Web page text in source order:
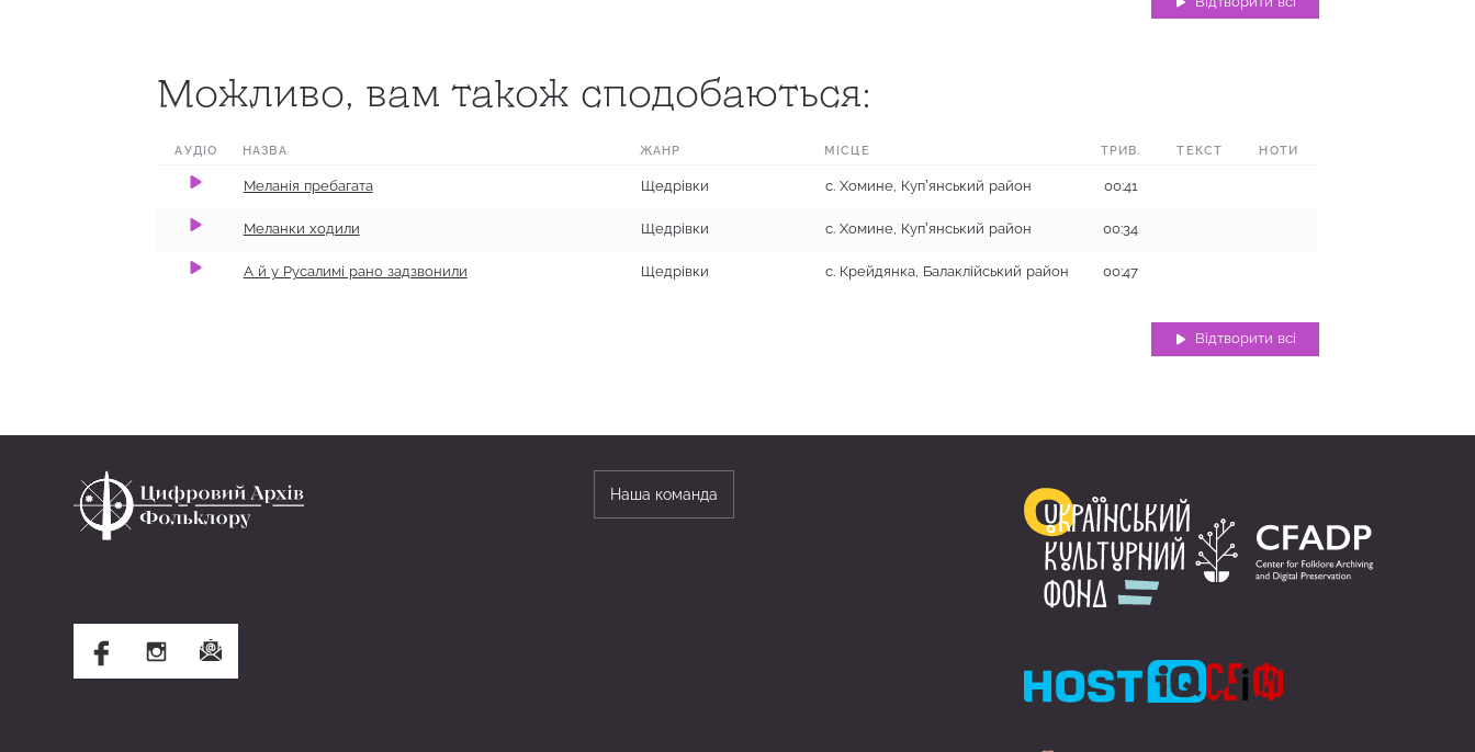
Можливо, вам також сподобаються:
АУДІО НАЗВА ЖАНР МІСЦЕ ТРИВ. ТЕКСТ НОТИ
Меланія пребагата Щедрівки с. Хомине, Купʼянський район 00:41
Меланки ходили Щедрівки с. Хомине, Купʼянський район 00:34
А й у Русалимі рано задзвонили Щедрівки с. Крейдянка, Балаклійський район 00:47
Відтворити всі
Наша команда